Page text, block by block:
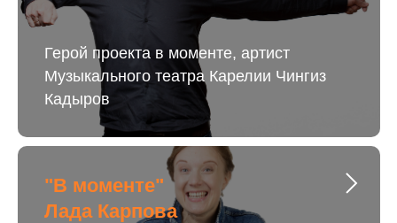
Герой проекта в моменте, артист
Музыкального театра Карелии Чингиз
Кадыров
"В моменте"
Лада Карпова